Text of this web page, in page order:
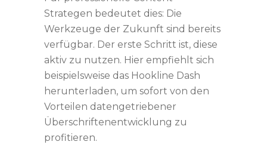
Strategen bedeutet dies: Die
Werkzeuge der Zukunft sind bereits
verfügbar. Der erste Schritt ist, diese
aktiv zu nutzen. Hier empfiehlt sich
beispielsweise das Hookline Dash
herunterladen, um sofort von den
Vorteilen datengetriebener
Überschriftenentwicklung zu
profitieren.